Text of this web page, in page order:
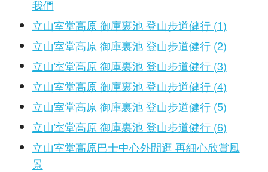
我們
立山室堂高原 御庫裏池 登山步道健行 (1)
立山室堂高原 御庫裏池 登山步道健行 (2)
立山室堂高原 御庫裏池 登山步道健行 (3)
立山室堂高原 御庫裏池 登山步道健行 (4)
立山室堂高原 御庫裏池 登山步道健行 (5)
立山室堂高原 御庫裏池 登山步道健行 (6)
立山室堂高原巴士中心外閒逛 再細心欣賞風
景